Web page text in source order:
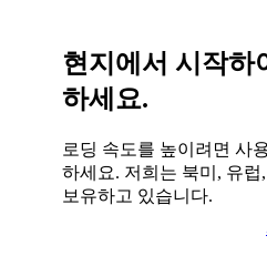
현지에서 시작하
하세요.
로딩 속도를 높이려면 사
하세요. 저희는 북미, 유
보유하고 있습니다.